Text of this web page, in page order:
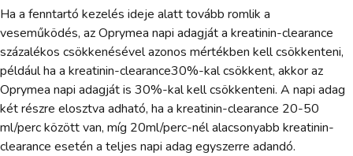
Ha a fenntartó kezelés ideje alatt tovább romlik a
veseműködés, az Oprymea napi adagját a kreatinin-clearance
százalékos csökkenésével azonos mértékben kell csökkenteni,
például ha a kreatinin-clearance30%-kal csökkent, akkor az
Oprymea napi adagját is 30%-kal kell csökkenteni. A napi adag
két részre elosztva adható, ha a kreatinin-clearance 20-50
ml/perc között van, míg 20ml/perc-nél alacsonyabb kreatinin-
clearance esetén a teljes napi adag egyszerre adandó.